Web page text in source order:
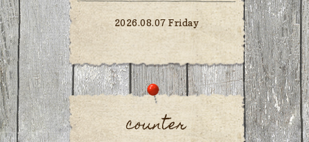
2026.08.07 Friday
counter